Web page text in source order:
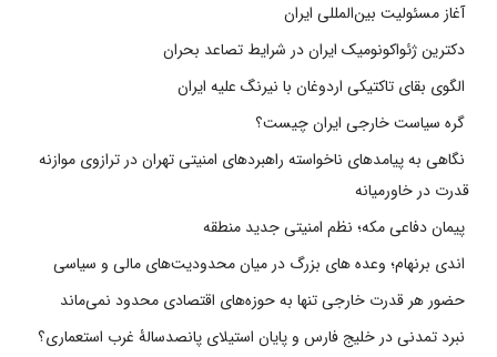
آغاز مسئولیت بین‌المللی ایران
دکترین ژئواکونومیک ایران در شرایط تصاعد بحران
الگوی بقای تاکتیکی اردوغان با نیرنگ علیه ایران
گره سیاست خارجی ایران چیست؟
نگاهی به پیامدهای ناخواسته راهبردهای امنیتی تهران در ترازوی موازنه
قدرت در خاورمیانه
پیمان دفاعی مکه؛ نظم امنیتی جدید منطقه
اندی برنهام؛ وعده های بزرگ در میان محدودیت‌های مالی و سیاسی
حضور هر قدرت خارجی تنها به حوزه‌های اقتصادی محدود نمی‌ماند
نبرد تمدنی در خلیج فارس و پایان استیلای پانصدسالۀ غرب استعماری؟